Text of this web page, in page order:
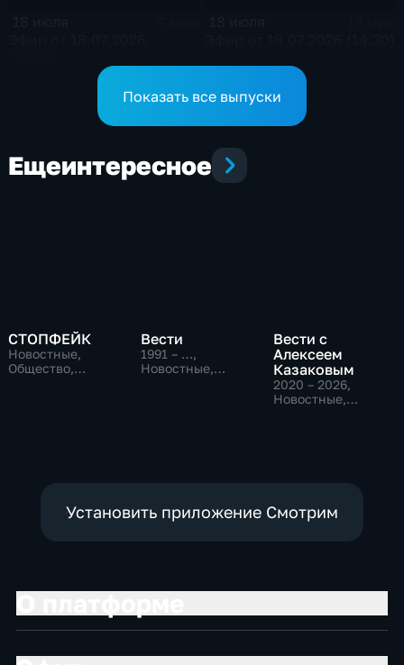
Показать все выпуски
Ещеинтересное
СТОПФЕЙК
Новостные,
Общество,
Вести
1991 – …,
Новостные,
Вести с
Алексеем
Казаковым
2020 – 2026,
Новостные,
Установить приложение Смотрим